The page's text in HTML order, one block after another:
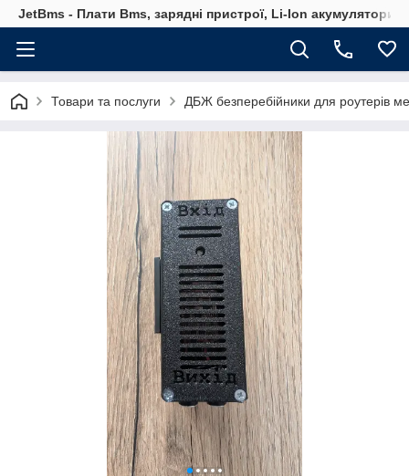
JetBms - Плати Bms, зарядні пристрої, Li-Ion акумулятори
Товари та послуги ДБЖ безперебійники для роутерів